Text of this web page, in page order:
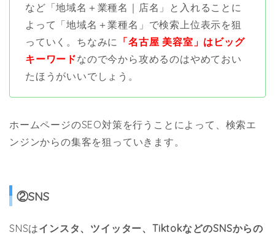
など「地域名＋業種名｜店名」と入れることに
よって「地域名＋業種名」で検索上位表示を狙
っていく。ちなみに 「名古屋 美容室」はビッグ
キーワードなので今から攻めるのはやめておい
たほうがいいでしょう。
ホームページのSEO対策を行うことによって、検索エ
ンジンからの集客を狙っていきます。
②SNS
SNSはインスタ、ツイッター、TiktokなどのSNSからの